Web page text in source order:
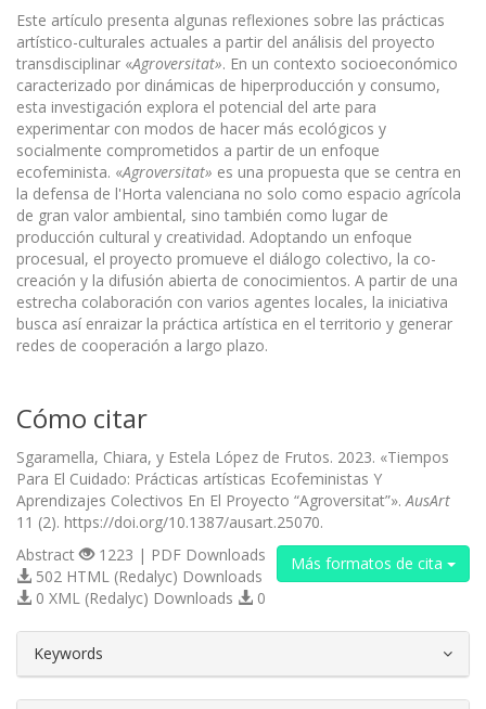
Este artículo presenta algunas reflexiones sobre las prácticas
artístico-culturales actuales a partir del análisis del proyecto
transdisciplinar «Agroversitat». En un contexto socioeconómico
caracterizado por dinámicas de hiperproducción y consumo,
esta investigación explora el potencial del arte para
experimentar con modos de hacer más ecológicos y
socialmente comprometidos a partir de un enfoque
ecofeminista. «Agroversitat» es una propuesta que se centra en
la defensa de l'Horta valenciana no solo como espacio agrícola
de gran valor ambiental, sino también como lugar de
producción cultural y creatividad. Adoptando un enfoque
procesual, el proyecto promueve el diálogo colectivo, la co-
creación y la difusión abierta de conocimientos. A partir de una
estrecha colaboración con varios agentes locales, la iniciativa
busca así enraizar la práctica artística en el territorio y generar
redes de cooperación a largo plazo.
Cómo citar
Sgaramella, Chiara, y Estela López de Frutos. 2023. «Tiempos
Para El Cuidado: Prácticas artísticas Ecofeministas Y
Aprendizajes Colectivos En El Proyecto “Agroversitat”». AusArt
11 (2). https://doi.org/10.1387/ausart.25070.
Más formatos de cita
Abstract
1223 | PDF Downloads
502 HTML (Redalyc) Downloads
0 XML (Redalyc) Downloads
0
Keywords